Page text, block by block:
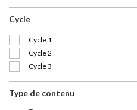
Cycle
Cycle 1
Cycle 2
Cycle 3
Type de contenu